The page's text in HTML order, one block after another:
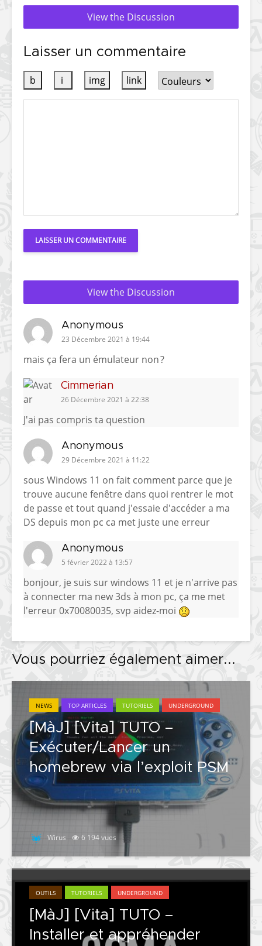
View the Discussion
Laisser un commentaire
View the Discussion
Anonymous
23 Décembre 2021 à 19:44
mais ça fera un émulateur non ?
Cimmerian
26 Décembre 2021 à 22:38
J'ai pas compris ta question
Anonymous
29 Décembre 2021 à 11:22
sous Windows 11 on fait comment parce que je
trouve aucune fenêtre dans quoi rentrer le mot
de passe et tout quand j'essaie d'accéder a ma
DS depuis mon pc ca met juste une erreur
Anonymous
5 février 2022 à 13:57
bonjour, je suis sur windows 11 et je n'arrive pas
à connecter ma new 3ds à mon pc, ça me met
l'erreur 0x70080035, svp aidez-moi
Vous pourriez également aimer...
NEWS TOP ARTICLES TUTORIELS UNDERGROUND
[MàJ] [Vita] TUTO –
Exécuter/Lancer un
homebrew via l’exploit PSM
Wirus 6 194 vues
OUTILS TUTORIELS UNDERGROUND
[MàJ] [Vita] TUTO –
Installer et appréhender